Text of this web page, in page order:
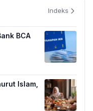
Indeks
BCA
Islam,